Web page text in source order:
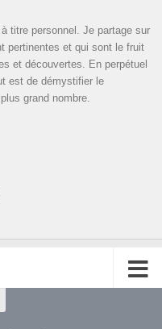
titre personnel. Je partage sur
pertinentes et qui sont le fruit
et découvertes. En perpétuel
est de démystifier le
grand nombre.